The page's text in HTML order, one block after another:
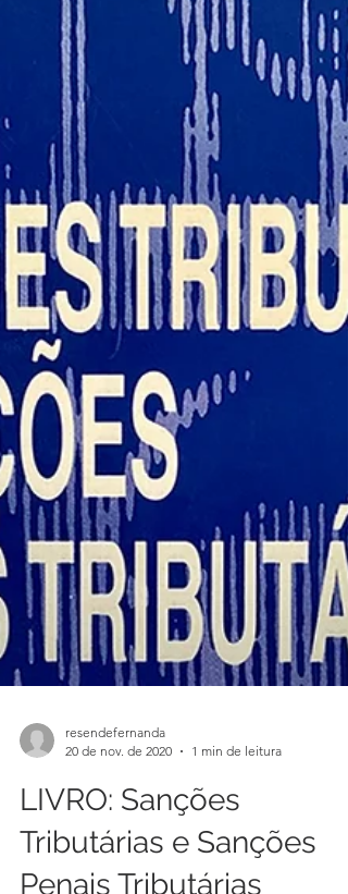
1 min de leitura
LIVRO: Sanções
Tributárias e Sanções